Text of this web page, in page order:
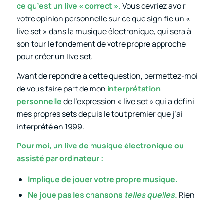
ce qu’est un live « correct ».Vous devriez avoir
votre opinion personnelle sur ce que signifie un «
live set » dans la musique électronique, qui sera à
son tour le fondement de votre propre approche
pour créer un live set.
Avant de répondre à cette question, permettez-moi
de vous faire part de mon interprétation
personnellede l’expression « live set » qui a défini
mes propres sets depuis le tout premier que j’ai
interprété en 1999.
Pour moi, un live de musique électronique ou
assisté par ordinateur :
Implique de jouer votre propre musique.
Ne joue pas les chansons telles quelles. Rien